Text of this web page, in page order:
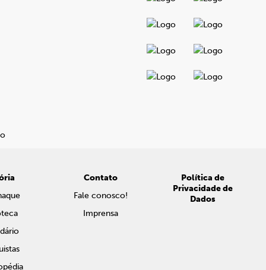
Contato
Fale conosco!
Imprensa
Política de
Privacidade de
Dados